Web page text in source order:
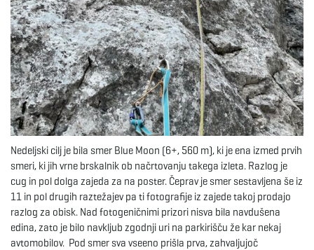
Nedeljski cilj je bila smer Blue Moon (6+, 560 m), ki je ena izmed prvih
smeri, ki jih vrne brskalnik ob načrtovanju takega izleta. Razlog je
cug in pol dolga zajeda za na poster. Čeprav je smer sestavljena še iz
11 in pol drugih raztežajev pa ti fotografije iz zajede takoj prodajo
razlog za obisk. Nad fotogeničnimi prizori nisva bila navdušena
edina, zato je bilo navkljub zgodnji uri na parkirišču že kar nekaj
avtomobilov. Pod smer sva vseeno prišla prva, zahvaljujoč